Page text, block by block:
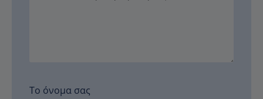
Το όνομα σας